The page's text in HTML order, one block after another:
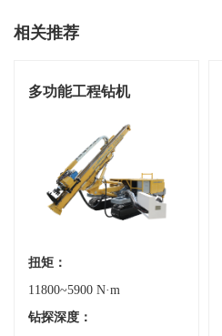
相关推荐
多功能工程钻机
扭矩：
11800~5900 N·m
钻探深度：